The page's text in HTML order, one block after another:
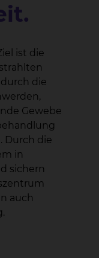
ist die
die
Gewebe
Durch die
in
sichern
auch